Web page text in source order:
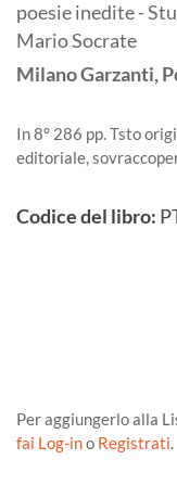
poesie inedite -
Mario Socrate
MilanoGarzanti,
In 8° 286 pp. Tsto
editoriale,
Codice del libro:
Per aggiungerlo alla
fai Log-ino Registrati.